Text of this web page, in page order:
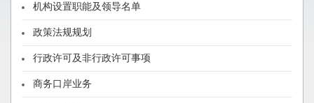
机构设置职能及领导名单
政策法规规划
行政许可及非行政许可事项
商务口岸业务
商务口岸业务
没有数据